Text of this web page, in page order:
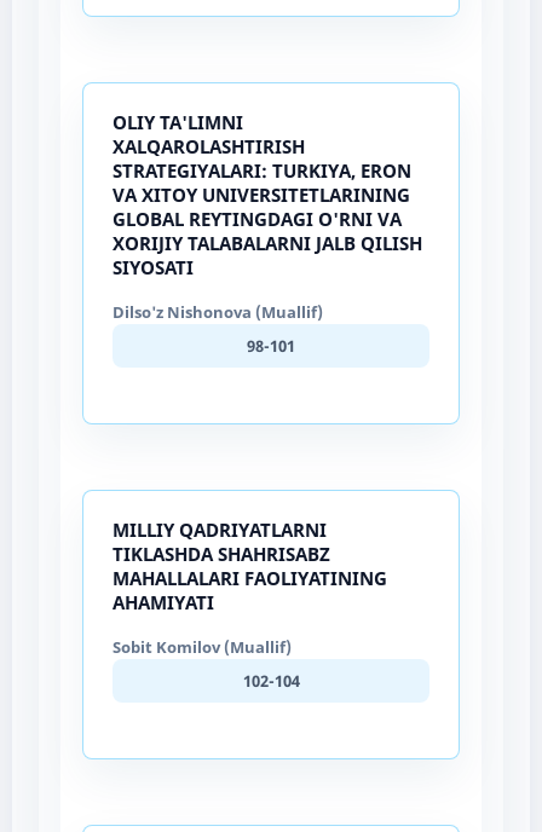
OLIY TA'LIMNI
XALQAROLASHTIRISH
STRATEGIYALARI: TURKIYA, ERON
VA XITOY UNIVERSITETLARINING
GLOBAL REYTINGDAGI O'RNI VA
XORIJIY TALABALARNI JALB QILISH
SIYOSATI
Dilso'z Nishonova (Muallif)
98-101
MILLIY QADRIYATLARNI
TIKLASHDA SHAHRISABZ
MAHALLALARI FAOLIYATINING
AHAMIYATI
Sobit Komilov (Muallif)
102-104